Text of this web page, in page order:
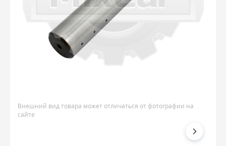
Внешний вид товара может отличаться от фотографии на
сайте